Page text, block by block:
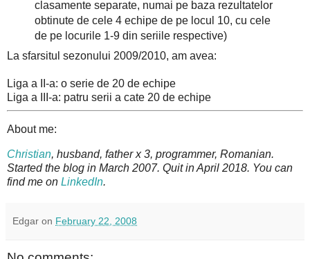
clasamente separate, numai pe baza rezultatelor
obtinute de cele 4 echipe de pe locul 10, cu cele
de pe locurile 1-9 din seriile respective)
La sfarsitul sezonului 2009/2010, am avea:
Liga a II-a: o serie de 20 de echipe
Liga a III-a: patru serii a cate 20 de echipe
About me:
Christian, husband, father x 3, programmer, Romanian.
Started the blog in March 2007. Quit in April 2018. You can
find me on LinkedIn.
Edgar on February 22, 2008